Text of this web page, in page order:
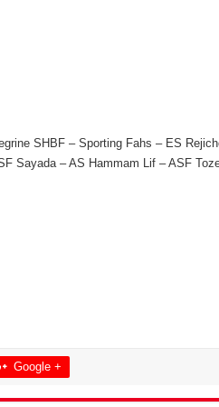
SHBF – Sporting Fahs – ES
Sayada – AS Hammam Lif – ASF
Google +